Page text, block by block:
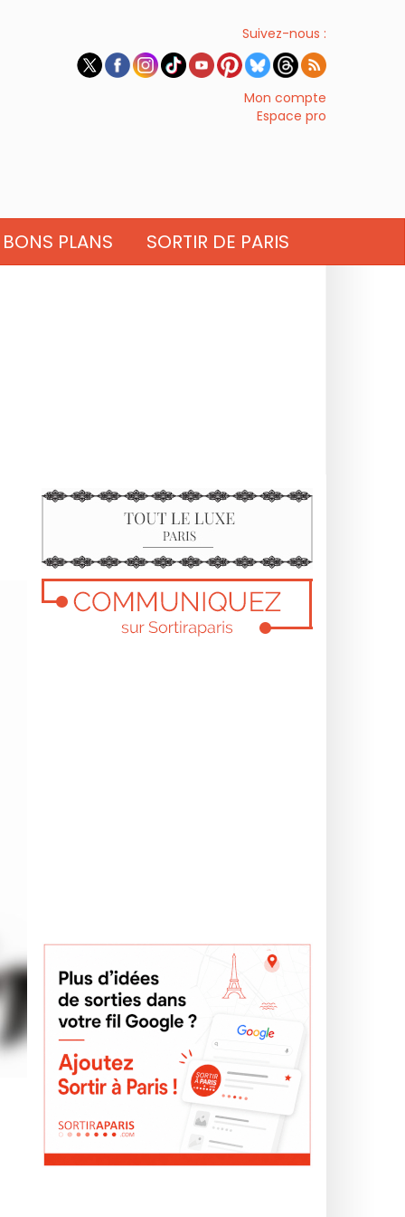
Suivez-nous :
Mon compte
Espace pro
BONS PLANS SORTIR DE PARIS